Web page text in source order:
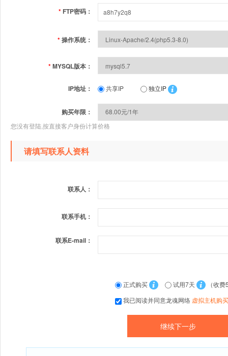
* FTP密码：
*操作系统：
*MYSQL版本：
IP地址： 共享IP 独立IP
购买年限：
您没有登陆,按直接客户身份计算价格
请填写联系人资料
联系人：
联系手机：
联系E-mail：
正式购买 试用7天
（收费
我已阅读并同意龙魂网络 虚拟主机购